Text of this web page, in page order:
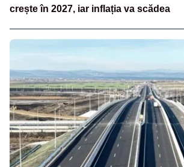
crește în 2027, iar inflația va scădea